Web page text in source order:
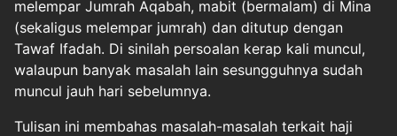
melempar Jumrah Aqabah, mabit (bermalam) di Mina
(sekaligus melempar jumrah) dan ditutup dengan
Tawaf Ifadah. Di sinilah persoalan kerap kali muncul,
walaupun banyak masalah lain sesungguhnya sudah
muncul jauh hari sebelumnya.
Tulisan ini membahas masalah-masalah terkait haji